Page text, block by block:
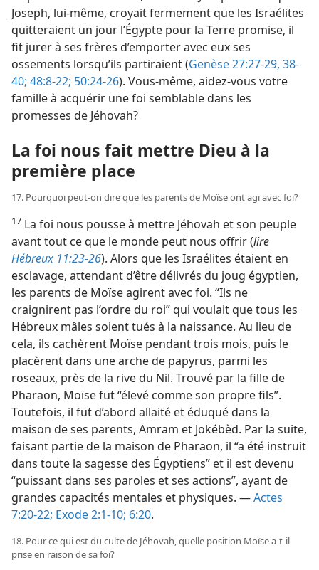
Joseph, lui-​même, croyait fermement que les Israélites
quitteraient un jour l’Égypte pour la Terre promise, il
fit jurer à ses frères d’emporter avec eux ses
ossements lorsqu’ils partiraient (Genèse 27:27-29, 38-
40; 48:8-22; 50:24-26). Vous-​même, aidez-​vous votre
famille à acquérir une foi semblable dans les
promesses de Jéhovah?
La foi nous fait mettre Dieu à la
première place
17. Pourquoi peut-​on dire que les parents de Moïse ont agi avec foi?
17 La foi nous pousse à mettre Jéhovah et son peuple
avant tout ce que le monde peut nous offrir (lire
Hébreux 11:23-26). Alors que les Israélites étaient en
esclavage, attendant d’être délivrés du joug égyptien,
les parents de Moïse agirent avec foi. “Ils ne
craignirent pas l’ordre du roi” qui voulait que tous les
Hébreux mâles soient tués à la naissance. Au lieu de
cela, ils cachèrent Moïse pendant trois mois, puis le
placèrent dans une arche de papyrus, parmi les
roseaux, près de la rive du Nil. Trouvé par la fille de
Pharaon, Moïse fut “élevé comme son propre fils”.
Toutefois, il fut d’abord allaité et éduqué dans la
maison de ses parents, Amram et Jokébèd. Par la suite,
faisant partie de la maison de Pharaon, il “a été instruit
dans toute la sagesse des Égyptiens” et il est devenu
“puissant dans ses paroles et ses actions”, ayant de
grandes capacités mentales et physiques. —Actes
7:20-22; Exode 2:1-10; 6:20.
18. Pour ce qui est du culte de Jéhovah, quelle position Moïse a-​t-​il
prise en raison de sa foi?